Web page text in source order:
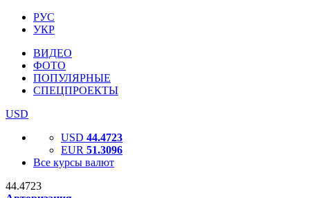
РУС
УКР
ВИДЕО
ФОТО
ПОПУЛЯРНЫЕ
СПЕЦПРОЕКТЫ
USD
USD 44.4723
EUR 51.3096
Все курсы валют
44.4723